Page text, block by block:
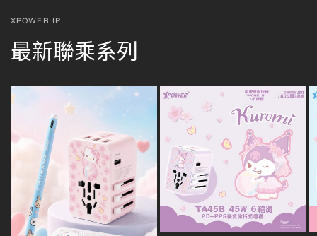
XPOWER IP
最新聯乘系列